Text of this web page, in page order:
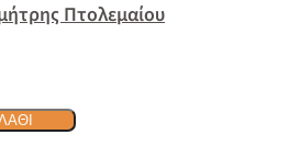
Πτολεμαίου